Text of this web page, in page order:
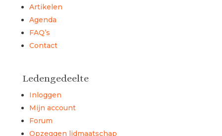
Artikelen
Agenda
FAQ’s
Contact
Ledengedeelte
Inloggen
Mijn account
Forum
Opzeggen lidmaatschap